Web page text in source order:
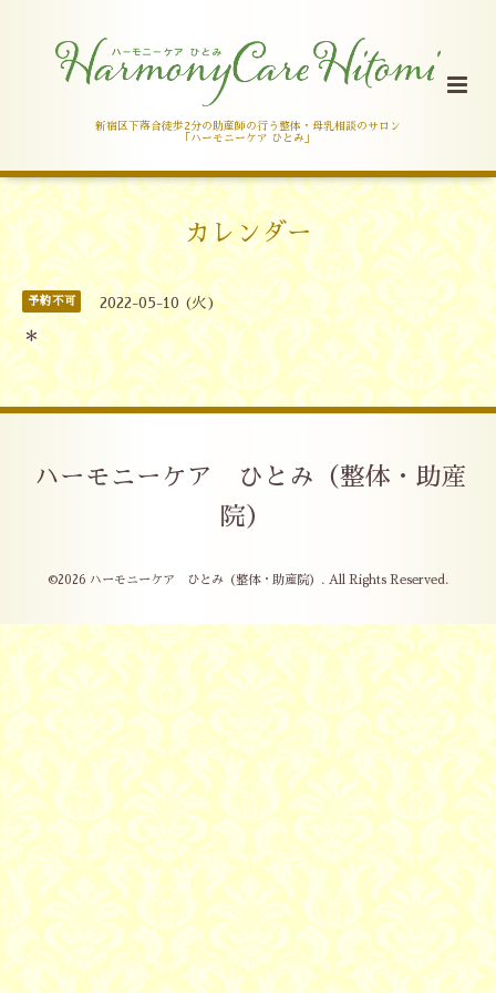
新宿区下落合徒歩2分の助産師の行う整体・母乳相談のサロン
「ハーモニーケア ひとみ」
カレンダー
予約不可 2022-05-10 (火)
＊
ハーモニーケア ひとみ（整体・助産
院）
©2026 ハーモニーケア ひとみ（整体・助産院） . All Rights Reserved.